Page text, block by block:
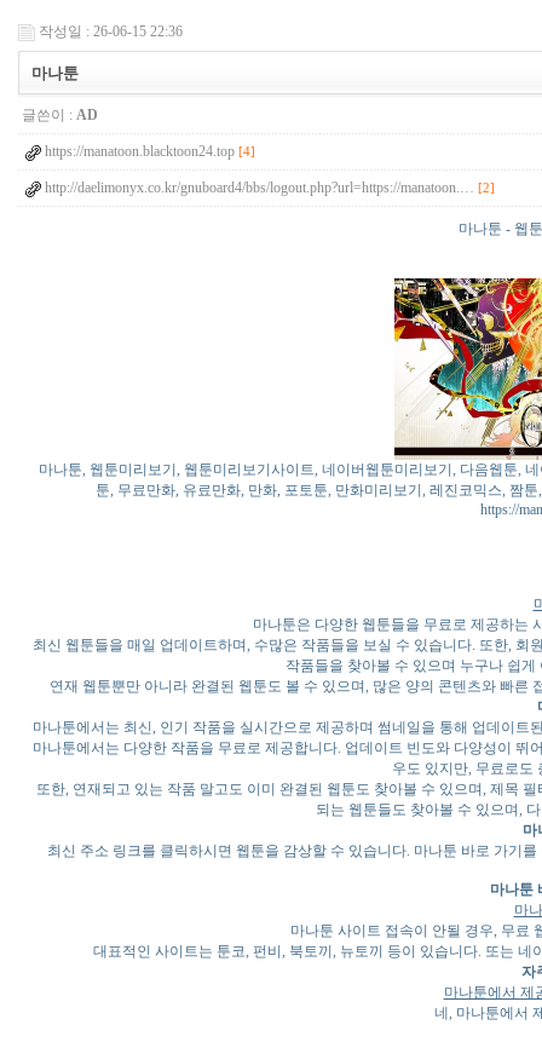
작성일 : 26-06-15 22:36
마나툰
글쓴이 : AD
https://manatoon.blacktoon24.top [4]
http://daelimonyx.co.kr/gnuboard4/bbs/logout.php?url=https://manatoon.… [2]
마나툰 - 웹
마나툰, 웹툰미리보기, 웹툰미리보기사이트, 네이버웹툰미리보기, 다음웹툰,
툰, 무료만화, 유료만화, 만화, 포토툰, 만화미리보기, 레진코믹스, 짬
https://
마나툰은 다양한 웹툰들을 무료로 제공하는
최신 웹툰들을 매일 업데이트하며, 수많은 작품들을 보실 수 있습니다. 또한,
작품들을 찾아볼 수 있으며 누구나 쉽
연재 웹툰뿐만 아니라 완결된 웹툰도 볼 수 있으며, 많은 양의 콘텐츠와 빠
마나툰에서는 최신, 인기 작품을 실시간으로 제공하며 썸네일을 통해 업데이
마나툰에서는 다양한 작품을 무료로 제공합니다. 업데이트 빈도와 다양성이
우도 있지만, 무료로도
또한, 연재되고 있는 작품 말고도 이미 완결된 웹툰도 찾아볼 수 있으며, 제목
되는 웹툰들도 찾아볼 수 있으며,
마
최신 주소 링크를 클릭하시면 웹툰을 감상할 수 있습니다. 마나툰 바로 가기
마나툰
마
마나툰 사이트 접속이 안될 경우, 무료
대표적인 사이트는 툰코, 펀비, 북토끼, 뉴토끼 등이 있습니다. 또는
자
마나툰에서 제
네, 마나툰에서